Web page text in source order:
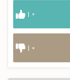
| ۰
| ۰